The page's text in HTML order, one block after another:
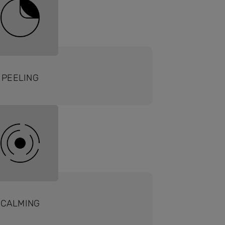
PEELING
CALMING